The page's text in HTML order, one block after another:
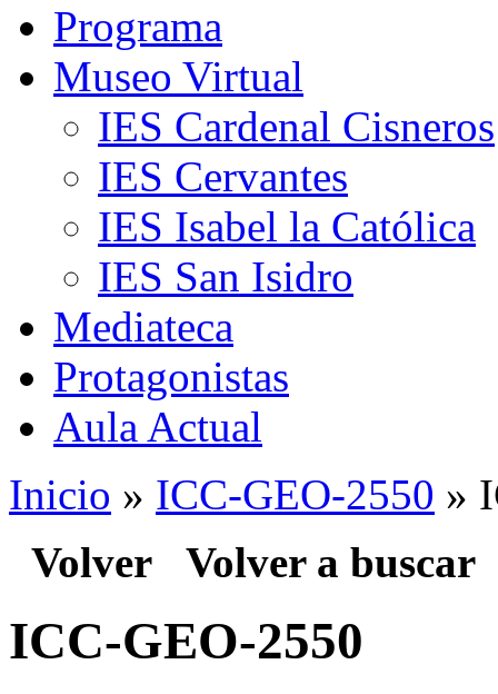
Programa
Museo Virtual
IES Cardenal Cisneros
IES Cervantes
IES Isabel la Católica
IES San Isidro
Mediateca
Protagonistas
Aula Actual
Inicio » ICC-GEO-2550 »
Volver Volver a buscar
ICC-GEO-2550